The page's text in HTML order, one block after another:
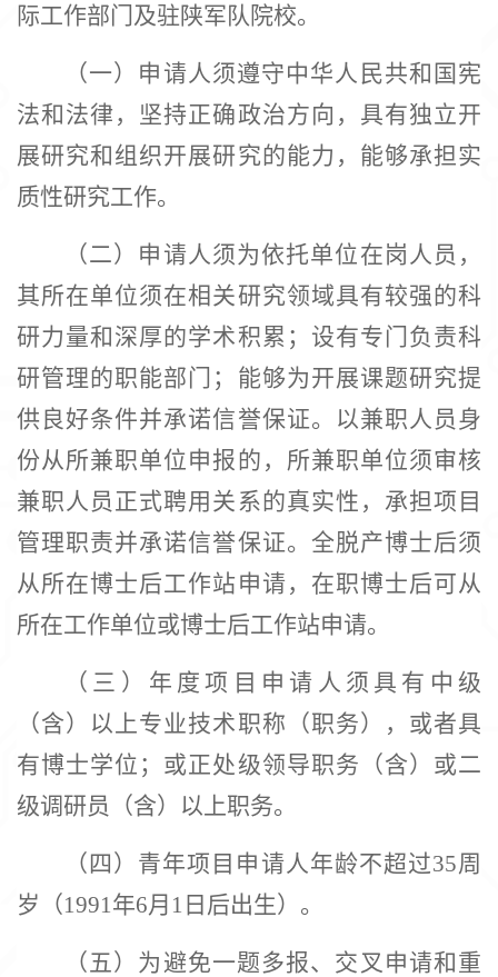
际工作部门及驻陕军队院校。
（一）申请人须遵守中华人民共和国宪
法和法律，坚持正确政治方向，具有独立开
展研究和组织开展研究的能力，能够承担实
质性研究工作。
（二）申请人须为依托单位在岗人员，
其所在单位须在相关研究领域具有较强的科
研力量和深厚的学术积累；设有专门负责科
研管理的职能部门；能够为开展课题研究提
供良好条件并承诺信誉保证。以兼职人员身
份从所兼职单位申报的，所兼职单位须审核
兼职人员正式聘用关系的真实性，承担项目
管理职责并承诺信誉保证。全脱产博士后须
从所在博士后工作站申请，在职博士后可从
所在工作单位或博士后工作站申请。
（三）年度项目申请人须具有中级
（含）以上专业技术职称（职务），或者具
有博士学位；或正处级领导职务（含）或二
级调研员（含）以上职务。
（四）青年项目申请人年龄不超过35周
岁（1991年6月1日后出生）。
（五）为避免一题多报、交叉申请和重